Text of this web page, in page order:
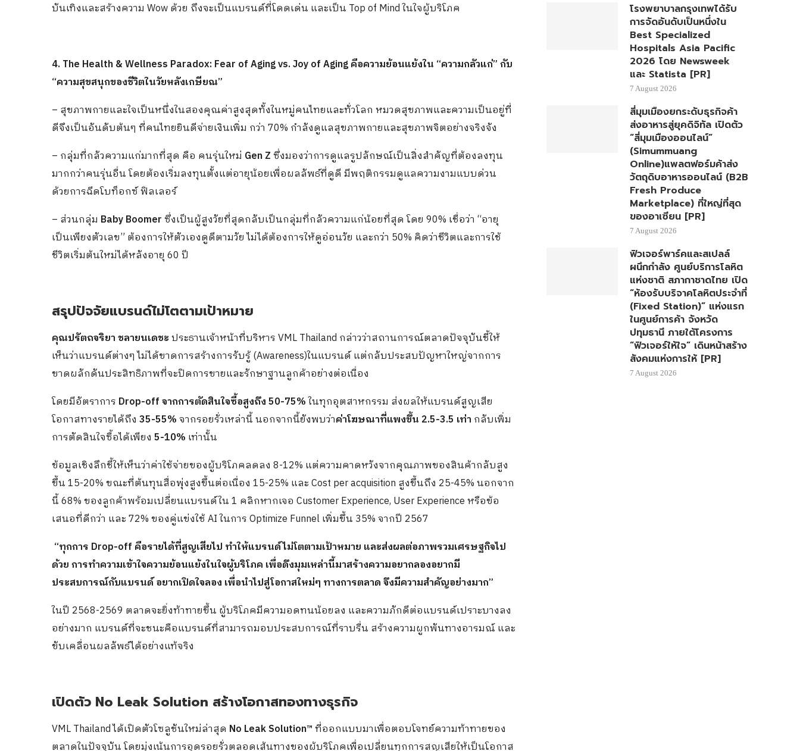
บันเทิงและสร้างความ Wow ด้วย ถึงจะเป็นแบรนด์ที่โดดเด่น และเป็น Top of Mind ในใจผู้บริโภค
4. The Health & Wellness Paradox: Fear of Aging vs. Joy of Aging คือความย้อนแย้งใน “ความกลัวแก่” กับ
“ความสุขสนุกของชีวิตในวัยหลังเกษียณ”
– สุขภาพกายและใจเป็นหนึ่งในสองคุณค่าสูงสุดทั้งในหมู่คนไทยและทั่วโลก หมวดสุขภาพและความเป็นอยู่ที่
ดีจึงเป็นอันดับต้นๆ ที่คนไทยยินดีจ่ายเงินเพิ่ม กว่า 70% กำลังดูแลสุขภาพกายและสุขภาพจิตอย่างจริงจัง
– กลุ่มที่กลัวความแก่มากที่สุด คือ คนรุ่นใหม่ Gen Zซึ่งมองว่าการดูแลรูปลักษณ์เป็นสิ่งสำคัญที่ต้องลงทุน
มากกว่าคนรุ่นอื่น โดยต้องเริ่มลงทุนตั้งแต่อายุน้อยเพื่อผลลัพธ์ที่ดูดี มีพฤติกรรมดูแลความงามแบบด่วน
ด้วยการฉีดโบท็อกซ์ ฟิลเลอร์
– ส่วนกลุ่ม Baby Boomerซึ่งเป็นผู้สูงวัยที่สุดกลับเป็นกลุ่มที่กลัวความแก่น้อยที่สุด โดย 90% เชื่อว่า “อายุ
เป็นเพียงตัวเลข” ต้องการให้ตัวเองดูดีตามวัย ไม่ได้ต้องการให้ดูอ่อนวัย และกว่า 50% คิดว่าชีวิตและการใช้
ชีวิตเริ่มต้นใหม่ได้หลังอายุ 60 ปี
สรุปปัจจัยแบรนด์ไม่โตตามเป้าหมาย
คุณปรัตถจริยา ชลายนเดชะประธานเจ้าหน้าที่บริหาร VML Thailand กล่าวว่าสถานการณ์ตลาดปัจจุบันชี้ให้
เห็นว่าแบรนด์ต่างๆ ไม่ได้ขาดการสร้างการรับรู้ (Awareness)ในแบรนด์ แต่กลับประสบปัญหาใหญ่จากการ
ขาดผลักดันประสิทธิภาพที่จะปิดการขายและรักษาฐานลูกค้าอย่างต่อเนื่อง
โดยมีอัตราการ Drop-off จากการตัดสินใจซื้อสูงถึง 50-75%ในทุกอุตสาหกรรม ส่งผลให้แบรนด์สูญเสีย
โอกาสทางรายได้ถึง 35-55%จากรอยรั่วเหล่านี้ นอกจากนี้ยังพบว่าค่าโฆษณาที่แพงขึ้น 2.5-3.5 เท่า กลับเพิ่ม
การตัดสินใจซื้อได้เพียง 5-10% เท่านั้น
ข้อมูลเชิงลึกชี้ให้เห็นว่าค่าใช้จ่ายของผู้บริโภคลดลง 8-12% แต่ความคาดหวังจากคุณภาพของสินค้ากลับสูง
ขึ้น 15-20% ขณะที่ต้นทุนสื่อพุ่งสูงขึ้นต่อเนื่อง 15-25% และ Cost per acquisition สูงขึ้นถึง 25-45% นอกจาก
นี้ 68% ของลูกค้าพร้อมเปลี่ยนแบรนด์ใน 1 คลิกหากเจอ Customer Experience, User Experience หรือข้อ
เสนอที่ดีกว่า และ 72% ของคู่แข่งใช้ AI ในการ Optimize Funnel เพิ่มขึ้น 35% จากปี 2567
“ทุกการ Drop-off คือรายได้ที่สูญเสียไป ทำให้แบรนด์ไม่โตตามเป้าหมาย และส่งผลต่อภาพรวมเศรษฐกิจไป
ด้วย การทำความเข้าใจความย้อนแย้งในใจผู้บริโภค เพื่อดึงมุมเหล่านี้มาสร้างความอยากลองอยากมี
ประสบการณ์กับแบรนด์ อยากเปิดใจลอง เพื่อนำไปสู่โอกาสใหม่ๆ ทางการตลาด จึงมีความสำคัญอย่างมาก”
ในปี 2568-2569 ตลาดจะยิ่งท้าทายขึ้น ผู้บริโภคมีความอดทนน้อยลง และความภักดีต่อแบรนด์เปราะบางลง
อย่างมาก แบรนด์ที่จะชนะคือแบรนด์ที่สามารถมอบประสบการณ์ที่ราบรื่น สร้างความผูกพันทางอารมณ์ และ
ขับเคลื่อนผลลัพธ์ได้อย่างแท้จริง
เปิดตัว No Leak Solution สร้างโอกาสทองทางธุรกิจ
VML Thailand ได้เปิดตัวโซลูชันใหม่ล่าสุด No Leak Solution™ที่ออกแบบมาเพื่อตอบโจทย์ความท้าทายของ
ตลาดในปัจจุบัน โดยมุ่งเน้นการอุดรอยรั่วตลอดเส้นทางของผู้บริโภคเพื่อเปลี่ยนทุกการสูญเสียให้เป็นโอกาส
โรงพยาบาลกรุงเทพได้รับ
การจัดอันดับเป็นหนึ่งใน
Best Specialized
Hospitals Asia Pacific
2026 โดย Newsweek
และ Statista [PR]
7 August 2026
สี่มุมเมืองยกระดับธุรกิจค้า
ส่งอาหารสู่ยุคดิจิทัล เปิดตัว
“สี่มุมเมืองออนไลน์”
(Simummuang
Online)แพลตฟอร์มค้าส่ง
วัตถุดิบอาหารออนไลน์ (B2B
Fresh Produce
Marketplace) ที่ใหญ่ที่สุด
ของอาเซียน [PR]
7 August 2026
ฟิวเจอร์พาร์คและสเปลล์
ผนึกกำลัง ศูนย์บริการโลหิต
แห่งชาติ สภากาชาดไทย เปิด
“ห้องรับบริจาคโลหิตประจำที่
(Fixed Station)” แห่งแรก
ในศูนย์การค้า จังหวัด
ปทุมธานี ภายใต้โครงการ
“ฟิวเจอร์ให้ใจ” เดินหน้าสร้าง
สังคมแห่งการให้ [PR]
7 August 2026